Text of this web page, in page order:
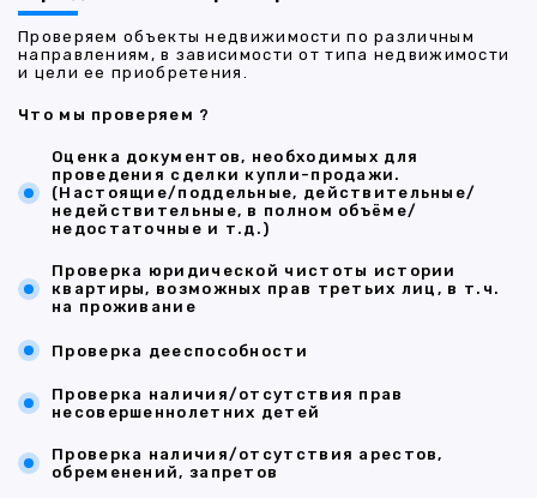
Проверяем объекты недвижимости по различным
направлениям, в зависимости от типа недвижимости
и цели ее приобретения.
Что мы проверяем ?
Оценка документов, необходимых для
проведения сделки купли-продажи.
(Настоящие/поддельные, действительные/
недействительные, в полном объёме/
недостаточные и т.д.)
Проверка юридической чистоты истории
квартиры, возможных прав третьих лиц, в т.ч.
на проживание
Проверка дееспособности
Проверка наличия/отсутствия прав
несовершеннолетних детей
Проверка наличия/отсутствия арестов,
обременений, запретов